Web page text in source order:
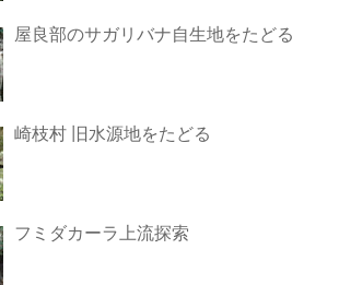
屋良部のサガリバナ自生地をたどる
崎枝村 旧水源地をたどる
フミダカーラ上流探索